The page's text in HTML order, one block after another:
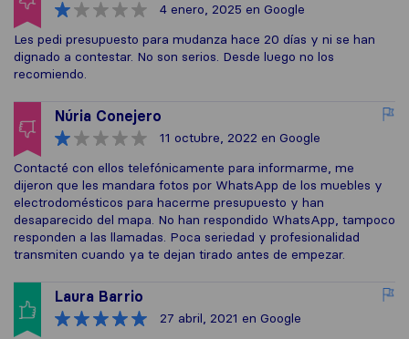
4 enero, 2025 en Google
Les pedi presupuesto para mudanza hace 20 días y ni se han
dignado a contestar. No son serios. Desde luego no los
recomiendo.
Núria Conejero
11 octubre, 2022 en Google
Contacté con ellos telefónicamente para informarme, me
dijeron que les mandara fotos por WhatsApp de los muebles y
electrodomésticos para hacerme presupuesto y han
desaparecido del mapa. No han respondido WhatsApp, tampoco
responden a las llamadas. Poca seriedad y profesionalidad
transmiten cuando ya te dejan tirado antes de empezar.
Laura Barrio
27 abril, 2021 en Google